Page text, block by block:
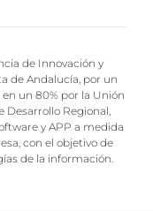
de Innovación y
de Andalucía, por un
un 80% por la Unión
Desarrollo Regional,
y APP a medida
con el objetivo de
de la información.